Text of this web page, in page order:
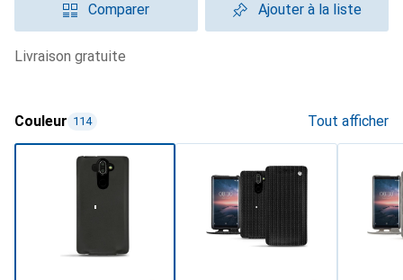
Comparer Ajouter à la liste
livraison gratuite
Couleur 114 Tout afficher